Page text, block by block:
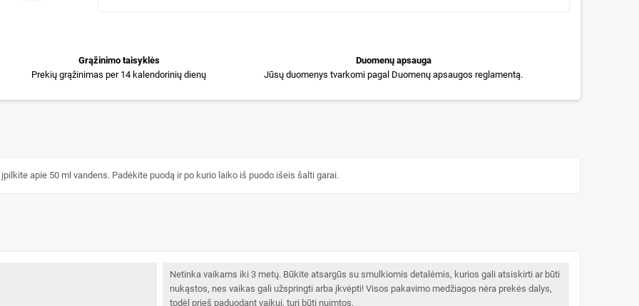
Grąžinimo taisyklės
Prekių grąžinimas per 14 kalendorinių dienų
Duomenų apsauga
Jūsų duomenys tvarkomi pagal Duomenų apsaugos reglamentą.
apie 50 ml vandens. Padėkite puodą ir po kurio laiko iš puodo išeis šalti garai.
Netinka vaikams iki 3 metų. Būkite atsargūs su smulkiomis detalėmis, kurios gali atsiskirti ar būti
nukąstos, nes vaikas gali užspringti arba įkvėpti! Visos pakavimo medžiagos nėra prekės dalys,
todėl prieš paduodant vaikui, turi būti nuimtos.